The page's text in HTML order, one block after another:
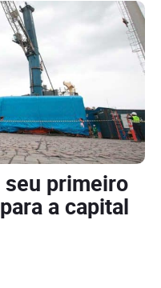
seu primeiro
a capital